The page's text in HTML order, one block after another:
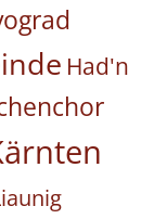
Had'n